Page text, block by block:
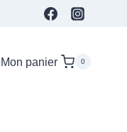
Mon panier 0